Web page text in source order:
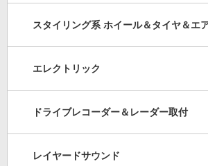
スタイリング系 ホイール＆タイヤ＆エ
エレクトリック
ドライブレコーダー＆レーダー取付
レイヤードサウンド